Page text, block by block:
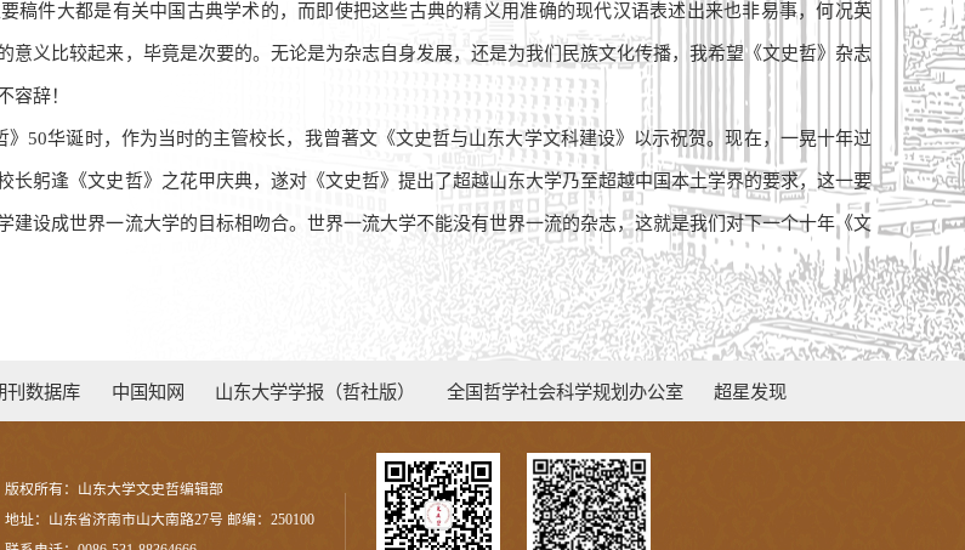
稿件大都是有关中国古典学术的，而即使把这些古典的精义用准确的现代汉语表述出来也非易事，何况英
意义比较起来，毕竟是次要的。无论是为杂志自身发展，还是为我们民族文化传播，我希望《文史哲》杂志
容辞！
》50华诞时，作为当时的主管校长，我曾著文《文史哲与山东大学文科建设》以示祝贺。现在，一晃十年过
长躬逢《文史哲》之花甲庆典，遂对《文史哲》提出了超越山东大学乃至超越中国本土学界的要求，这一要
建设成世界一流大学的目标相吻合。世界一流大学不能没有世界一流的杂志，这就是我们对下一个十年《文
刊数据库 中国知网 山东大学学报（哲社版） 全国哲学社会科学规划办公室 超星发现
版权所有：山东大学文史哲编辑部
地址：山东省济南市山大南路27号 邮编：250100